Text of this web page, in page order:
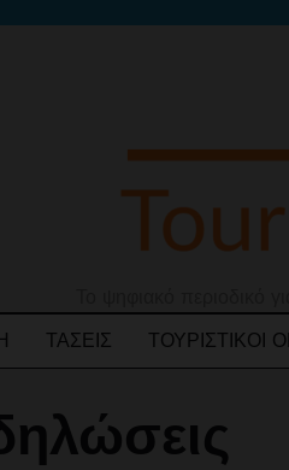
ΤΆΣΕΙΣ ΤΟΥΡΙΣΤΙΚΟΊ